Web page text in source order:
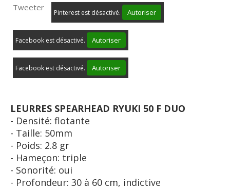
Tweeter
Pinterest est désactivé. Autoriser
Facebook est désactivé. Autoriser
Facebook est désactivé. Autoriser
LEURRES SPEARHEAD RYUKI 50 F DUO
- Densité: flotante
- Taille: 50mm
- Poids: 2.8 gr
- Hameçon: triple
- Sonorité: oui
- Profondeur: 30 à 60 cm, indictive